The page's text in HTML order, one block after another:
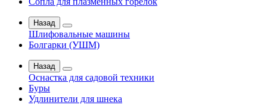
Назад
Шлифовальные машины
Болгарки (УШМ)
Назад
Оснастка для садовой техники
Буры
Удлинители для шнека